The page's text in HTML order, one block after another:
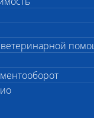
ветеринарной